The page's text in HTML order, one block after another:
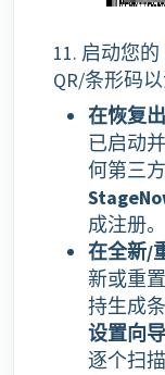
11. 启动您的
QR/条形码以
在恢复
已启动
何第三
成注册。
在全新/
新或重
持生成
设置向导
逐个扫